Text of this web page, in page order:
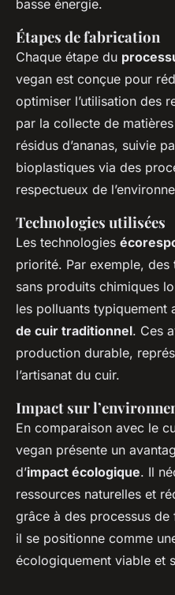
basse énergie.
Étapes de fabrication
Chaque étape du
vegan est conçue pour
optimiser l’utilisation des
par la collecte de
résidus d’ananas, suivie
bioplastiques via des
respectueux de
Technologies utilisées
Les technologies
priorité. Par exemple, des
sans produits chimiques
les polluants typiquement
de cuir traditionnel. Ces
production durable,
l’artisanat du cuir.
Impact sur
En comparaison avec le
vegan présente un
d’impact écologique. Il
ressources naturelles et
grâce à des processus
il se positionne comme
écologiquement viable et